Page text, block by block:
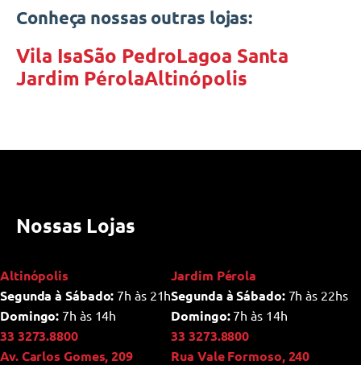
Conheça nossas outras lojas:
Vila IsaSão PedroLagoa Santa
Jardim PérolaAltinópolis
Nossas Lojas
Altinópolis
Segunda à Sábado: 7h às 21h
Domingo: 7h às 14h
33 3273.8800
Av. Carlos Gomes, 209
Jardim Pérola
Segunda à Sábado:7h às 22hs
Domingo:7h às 14h
33 3273.8800
Rua Vale Formoso, 240